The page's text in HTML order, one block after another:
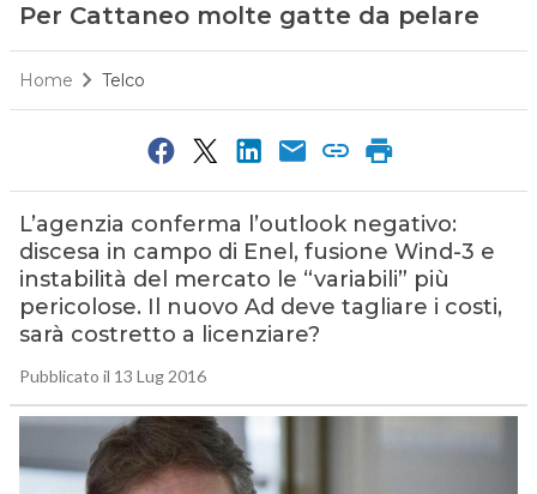
Per Cattaneo molte gatte da pelare
Home Telco
L’agenzia conferma l’outlook negativo:
discesa in campo di Enel, fusione Wind-3 e
instabilità del mercato le “variabili” più
pericolose. Il nuovo Ad deve tagliare i costi,
sarà costretto a licenziare?
Pubblicato il 13 Lug 2016